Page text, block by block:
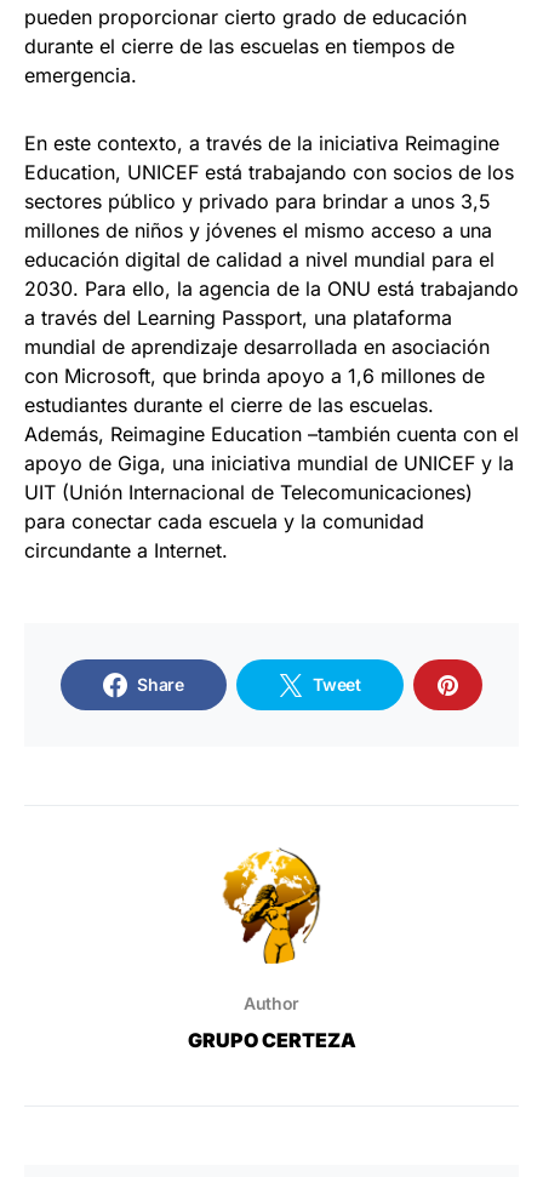
pueden proporcionar cierto grado de educación
durante el cierre de las escuelas en tiempos de
emergencia.
En este contexto, a través de la iniciativa Reimagine
Education, UNICEF está trabajando con socios de los
sectores público y privado para brindar a unos 3,5
millones de niños y jóvenes el mismo acceso a una
educación digital de calidad a nivel mundial para el
2030. Para ello, la agencia de la ONU está trabajando
a través del Learning Passport, una plataforma
mundial de aprendizaje desarrollada en asociación
con Microsoft, que brinda apoyo a 1,6 millones de
estudiantes durante el cierre de las escuelas.
Además, Reimagine Education –también cuenta con el
apoyo de Giga, una iniciativa mundial de UNICEF y la
UIT (Unión Internacional de Telecomunicaciones)
para conectar cada escuela y la comunidad
circundante a Internet.
Share Tweet
Author
GRUPO CERTEZA